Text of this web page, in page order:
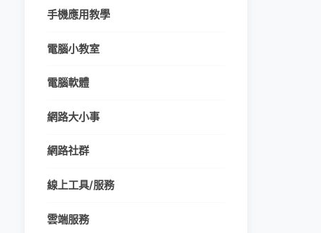
手機應用教學
電腦小教室
電腦軟體
網路大小事
網路社群
線上工具/服務
雲端服務